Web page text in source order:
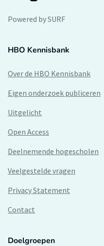
Powered by SURF
HBO Kennisbank
Over de HBO Kennisbank
Eigen onderzoek publiceren
Uitgelicht
Open Access
Deelnemende hogescholen
Veelgestelde vragen
Privacy Statement
Contact
Doelgroepen